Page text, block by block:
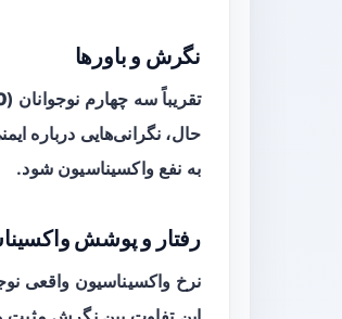
نگرش و باورها
تقریباً سه چهارم نوجوانان (
حال، نگرانی‌هایی درباره
به نفع واکسیناسیون شود.
رفتار و پوشش
نرخ واکسیناسیون واقعی